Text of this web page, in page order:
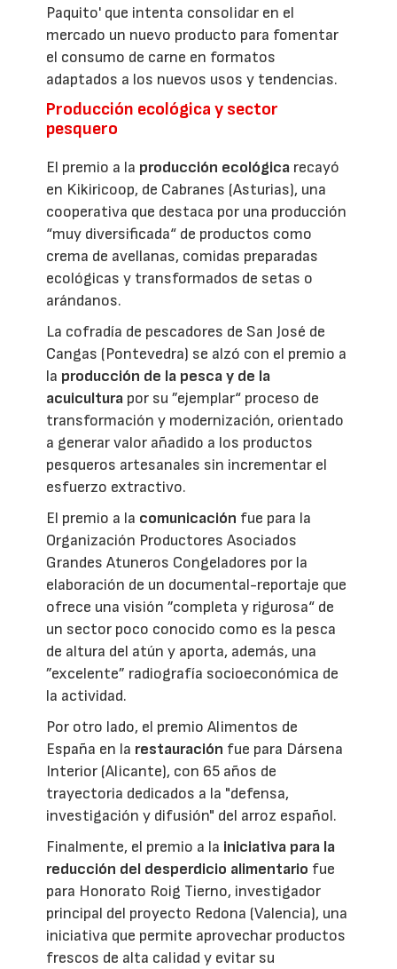
Paquito' que intenta consolidar en el
mercado un nuevo producto para fomentar
el consumo de carne en formatos
adaptados a los nuevos usos y tendencias.
Producción ecológica y sector
pesquero
El premio a la producción ecológica recayó
en Kikiricoop, de Cabranes (Asturias), una
cooperativa que destaca por una producción
“muy diversificada“ de productos como
crema de avellanas, comidas preparadas
ecológicas y transformados de setas o
arándanos.
La cofradía de pescadores de San José de
Cangas (Pontevedra) se alzó con el premio a
la producción de la pesca y de la
acuicultura por su ”ejemplar“ proceso de
transformación y modernización, orientado
a generar valor añadido a los productos
pesqueros artesanales sin incrementar el
esfuerzo extractivo.
El premio a la comunicación fue para la
Organización Productores Asociados
Grandes Atuneros Congeladores por la
elaboración de un documental-reportaje que
ofrece una visión ”completa y rigurosa“ de
un sector poco conocido como es la pesca
de altura del atún y aporta, además, una
”excelente” radiografía socioeconómica de
la actividad.
Por otro lado, el premio Alimentos de
España en la restauración fue para Dársena
Interior (Alicante), con 65 años de
trayectoria dedicados a la "defensa,
investigación y difusión" del arroz español.
Finalmente, el premio a la iniciativa para la
reducción del desperdicio alimentario fue
para Honorato Roig Tierno, investigador
principal del proyecto Redona (Valencia), una
iniciativa que permite aprovechar productos
frescos de alta calidad y evitar su